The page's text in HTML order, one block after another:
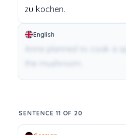
zu kochen.
English
SENTENCE 11 OF 20